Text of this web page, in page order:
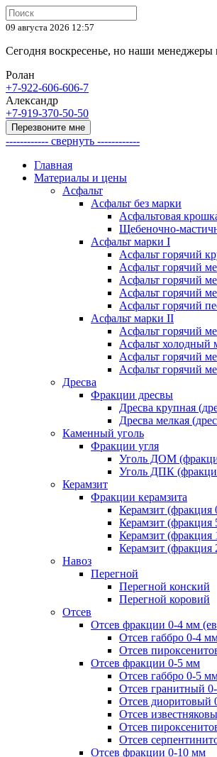
09 августа 2026 12:57
Сегодня воскресенье, но наши
Ролан
+7-922-606-606-7
Александр
+7-919-370-50-50
Перезвоните мне
------------ свернуть ------------
Главная
Материалы и цены
Асфальт
Асфальт без марки
Асфальтовая
Щебеночно-
Асфальт марки I
Асфальт горячий
Асфальт горячий
Асфальт горячий
Асфальт горячий
Асфальт горячий
Асфальт марки II
Асфальт горячий
Асфальт холодный
Асфальт горячий
Асфальт горячий
Дресва
Фракции дресвы
Дресва крупная
Дресва мелкая
Каменный уголь
Фракции угля
Уголь ДОМ
Уголь ДПК
Керамзит
Фракции керамзита
Керамзит (фракция
Керамзит (фракция
Керамзит (фракция
Керамзит (фракция
Навоз
Перегной
Перегной конский
Перегной коровий
Отсев
Отсев фракции 0-4 мм
Отсев габбро 0-4
Отсев
Отсев фракции 0-5 мм
Отсев габбро 0-5
Отсев гранитный
Отсев диоритовый
Отсев
Отсев
Отсев
Отсев фракции 0-10 мм